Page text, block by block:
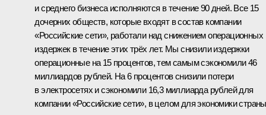
и среднего бизнеса исполняются в течение 90 дней. Все 15
дочерних обществ, которые входят в состав компании
«Российские сети», работали над снижением операционных
издержек в течение этих трёх лет. Мы снизили издержки
операционные на 15 процентов, тем самым сэкономили 46
миллиардов рублей. На 6 процентов снизили потери
в электросетях и сэкономили 16,3 миллиарда рублей для
компании «Российские сети», в целом для экономики